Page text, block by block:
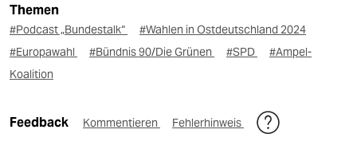
Themen
#Podcast „Bundestalk“
#Wahlen in Ostdeutschland 2024
#Europawahl
#Bündnis 90/Die Grünen #SPD
#Ampel-
Koalition
Feedback Kommentieren Fehlerhinweis